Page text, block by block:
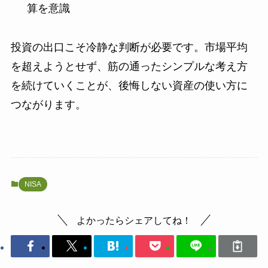
算を意識
投資の出口こそ冷静な判断が必要です。市場平均
を超えようとせず、筋の通ったシンプルな考え方
を続けていくことが、後悔しない資産の使い方に
つながります。
NISA
よかったらシェアしてね！